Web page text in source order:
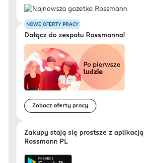
NOWE OFERTY PRACY
Dołącz do zespołu Rossmanna!
Zobacz oferty pracy
Zakupy stają się prostsze z aplikacją
Rossmann PL